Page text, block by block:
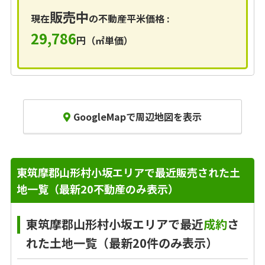
現在販売中の不動産平米価格 :
29,786円（㎡単価）
GoogleMapで周辺地図を表示
東筑摩郡山形村小坂エリアで最近販売された土
地一覧（最新20不動産のみ表示）
東筑摩郡山形村小坂エリアで最近成約さ
れた土地一覧（最新20件のみ表示）